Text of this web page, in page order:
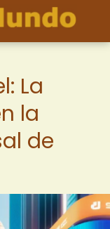
La
la
de